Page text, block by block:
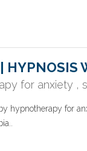
HYPNOSIS
for anxiety ,
hypnotherapy for